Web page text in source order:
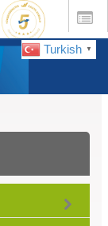
Toggle
global
Turkish ▼